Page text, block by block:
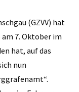
(GZVV) hat
7. Oktober im
hat, auf das
nun